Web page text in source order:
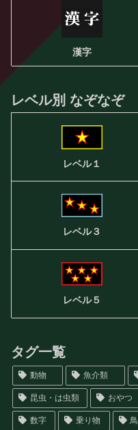
漢字
レベル別 なぞなぞ
レベル１
レベル３
レベル５
タグ一覧
動物 魚介類
昆虫・は虫類 おやつ
数字 乗り物 鳥